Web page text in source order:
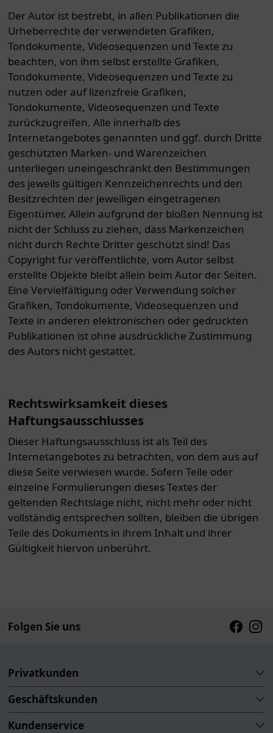
Der Autor ist bestrebt, in allen Publikationen die
Urheberrechte der verwendeten Grafiken,
Tondokumente, Videosequenzen und Texte zu
beachten, von ihm selbst erstellte Grafiken,
Tondokumente, Videosequenzen und Texte zu
nutzen oder auf lizenzfreie Grafiken,
Tondokumente, Videosequenzen und Texte
zurückzugreifen. Alle innerhalb des
Internetangebotes genannten und ggf. durch Dritte
geschützten Marken- und Warenzeichen
unterliegen uneingeschränkt den Bestimmungen
des jeweils gültigen Kennzeichenrechts und den
Besitzrechten der jeweiligen eingetragenen
Eigentümer. Allein aufgrund der bloßen Nennung ist
nicht der Schluss zu ziehen, dass Markenzeichen
nicht durch Rechte Dritter geschützt sind! Das
Copyright für veröffentlichte, vom Autor selbst
erstellte Objekte bleibt allein beim Autor der Seiten.
Eine Vervielfältigung oder Verwendung solcher
Grafiken, Tondokumente, Videosequenzen und
Texte in anderen elektronischen oder gedruckten
Publikationen ist ohne ausdrückliche Zustimmung
des Autors nicht gestattet.
Rechtswirksamkeit dieses
Haftungsausschlusses
Dieser Haftungsausschluss ist als Teil des
Internetangebotes zu betrachten, von dem aus auf
diese Seite verwiesen wurde. Sofern Teile oder
einzelne Formulierungen dieses Textes der
geltenden Rechtslage nicht, nicht mehr oder nicht
vollständig entsprechen sollten, bleiben die übrigen
Teile des Dokuments in ihrem Inhalt und ihrer
Gültigkeit hiervon unberührt.
Folgen Sie uns
Privatkunden
Geschäftskunden
Kundenservice